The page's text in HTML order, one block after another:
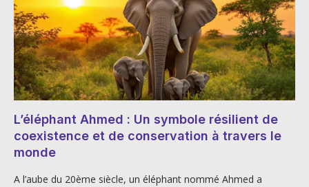
L’éléphant Ahmed : Un symbole résilient de
coexistence et de conservation à travers le
monde
A l’aube du 20ème siècle, un éléphant nommé Ahmed a